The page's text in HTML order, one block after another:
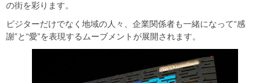
の街を彩ります。
ビジターだけでなく地域の人々、企業関係者も一緒になって“感
謝”と“愛”を表現するムーブメントが展開されます。